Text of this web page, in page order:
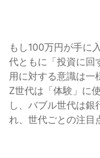
もし100万円が手に
代ともに「投資に回
用に対する意識は一
Z世代は「体験」に
し、バブル世代は銀
れ、世代ごとの注目